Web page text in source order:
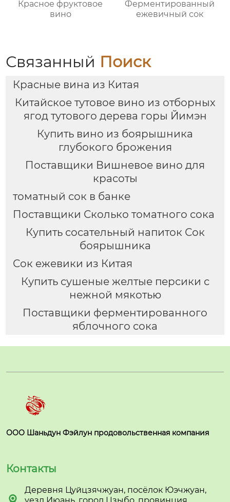
Красное фруктовое
вино
Ферментированный
ежевичный сок
Связанный Поиск
Красные вина из Китая
Китайское тутовое вино из отборных
ягод тутового дерева горы Йимэн
Купить вино из боярышника
глубокого брожения
Поставщики Вишневое вино для
красоты
томатный сок в банке
Поставщики Сколько томатного сока
Купить сосательный напиток Сок
боярышника
Сок ежевики из Китая
Купить сушеные желтые персики с
нежной мякотью
Поставщики ферментированного
яблочного сока
ООО Шаньдун Фэйлун продовольственная компания
Контакты
Деревня Цуйцзячжуан, посёлок Юэчжуан,